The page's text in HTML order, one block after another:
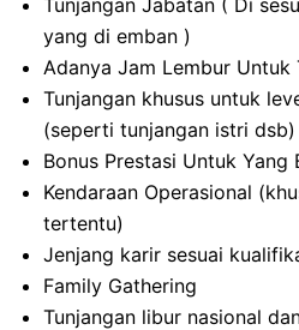
yang di emban )
Adanya Jam Lembur Untuk
Tunjangan khusus untuk
(seperti tunjangan istri dsb)
Bonus Prestasi Untuk Yang
Kendaraan Operasional
tertentu)
Jenjang karir sesuai
Family Gathering
Tunjangan libur nasional